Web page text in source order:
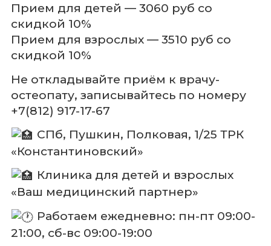
Прием для детей — 3060 руб со
скидкой 10%
Прием для взрослых — 3510 руб со
скидкой 10%
Не откладывайте приём к врачу-
остеопату, записывайтесь по номеру
+7(812) 917-17-67
СПб, Пушкин, Полковая, 1/25 ТРК
«Константиновский»
Клиника для детей и взрослых
«Ваш медицинский партнер»
Работаем ежедневно: пн-пт 09:00-
21:00, сб-вс 09:00-19:00